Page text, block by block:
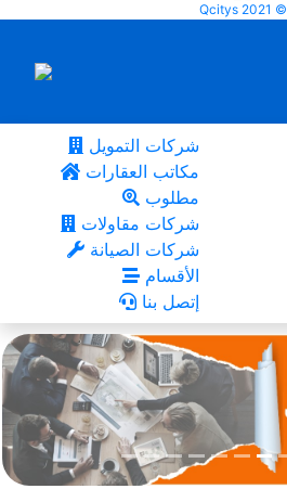
Qcitys 2021 ©
شركات التمويل
مكاتب العقارات
مطلوب
شركات مقاولات
شركات الصيانة
الأقسام
إتصل بنا